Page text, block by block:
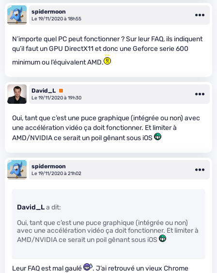
spidermoon
Le 19/11/2020 à 18h55
N’importe quel PC peut fonctionner ? Sur leur FAQ, ils indiquent
qu’il faut un GPU DirectX11 et donc une Geforce serie 600
minimum ou l’équivalent AMD.
David_L Premium
Le 19/11/2020 à 19h30
Oui, tant que c’est une puce graphique (intégrée ou non) avec
une accélération vidéo ça doit fonctionner. Et limiter à
AMD/NVIDIA ce serait un poil gênant sous iOS
spidermoon
Le 19/11/2020 à 21h02
David_La dit:
Oui, tant que c’est une puce graphique (intégrée ou non)
avec une accélération vidéo ça doit fonctionner. Et limiter à
AMD/NVIDIA ce serait un poil gênant sous iOS
Leur FAQ est mal gaulé
. J’ai retrouvé un vieux Chrome